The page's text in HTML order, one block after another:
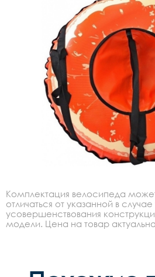
Комплектация велосипеда
отличаться от указанной в
усовершенствования
модели. Цена на товар актуальна